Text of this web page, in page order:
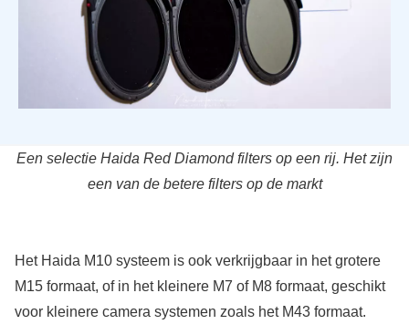
Een selectie Haida Red Diamond filters op een rij. Het zijn
een van de betere filters op de markt
Het Haida M10 systeem is ook verkrijgbaar in het grotere
M15 formaat, of in het kleinere M7 of M8 formaat, geschikt
voor kleinere camera systemen zoals het M43 formaat.